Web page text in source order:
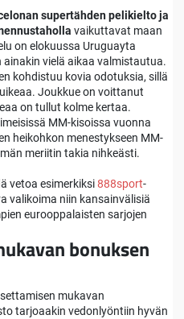
supertähden pelikielto ja
vaikuttavat maan
on elokuussa Uruguayta
vielä aikaa valmistautua.
kohdistuu kovia odotuksia, sillä
Joukkue on voittanut
on tullut kolme kertaa.
MM-kisoissa vuonna
heikohkon menestykseen MM-
meriitin takia nihkeästi.
vetoa esimerkiksi888sport-
valikoima niin kansainvälisiä
eurooppalaisten sarjojen
bonuksen
mukavan
tarjoaakin vedonlyöntiin hyvän